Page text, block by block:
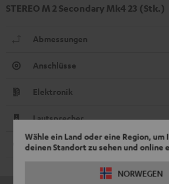
Wähle ein Land oder eine Region, um
deinen Standort zu sehen und online
NORWEGEN
STEREO M 2 Secondary Mk4 23 (Stk.)
Abmessungen
Anschlüsse
Elektronik
Lautsprecher
Kabel